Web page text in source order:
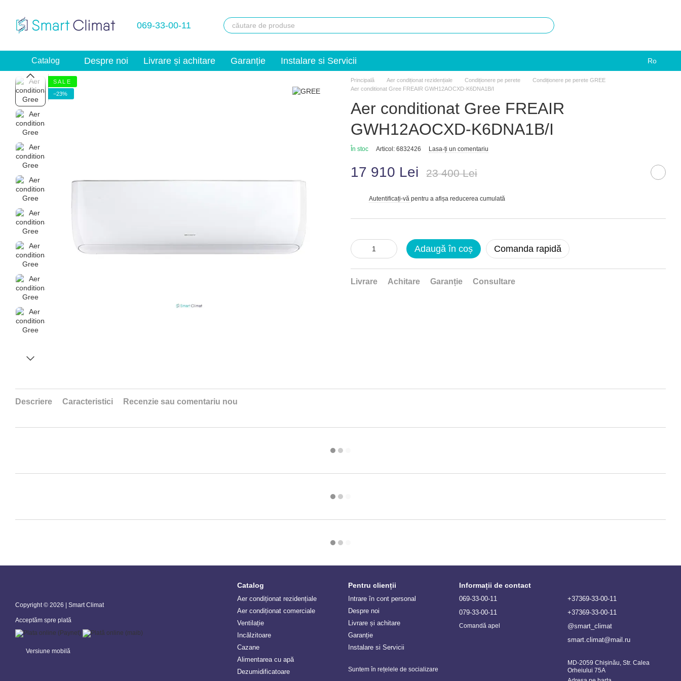
069-33-00-11
Catalog Despre noi Livrare și achitare Garanție Instalare si Servicii Ro
S A L E
−23%
Principală Aer condiționat rezidențiale Condiționere pe perete
Condiționere pe perete GREE
Aer conditionat Gree FREAIR GWH12AOCXD-K6DNA1B/I
Aer conditionat Gree FREAIR
GWH12AOCXD-K6DNA1B/I
În stoc Articol: 6832426 Lasa-ți un comentariu
17 910 Lei 23 400 Lei
Autentificați-vă pentru a afișa reducerea cumulată
Adaugă în coș Comanda rapidă
Livrare Achitare Garanție Consultare
Descriere Caracteristici Recenzie sau comentariu nou
Copyright © 2026 | Smart Climat
Acceptăm spre plată
Versiune mobilă
Catalog
Aer condiționat rezidențiale
Aer condiționat comerciale
Ventilație
Incălzitoare
Сazane
Alimentarea cu apă
Dezumidificatoare
Pentru clienții
Intrare în cont personal
Despre noi
Livrare și achitare
Garanție
Instalare si Servicii
Suntem în rețelele de socializare
Informații de contact
069-33-00-11
079-33-00-11
Comandă apel
+37369-33-00-11
+37369-33-00-11
@smart_climat
smart.climat@mail.ru
MD-2059 Chișinău, Str. Calea
Orheiului 75A